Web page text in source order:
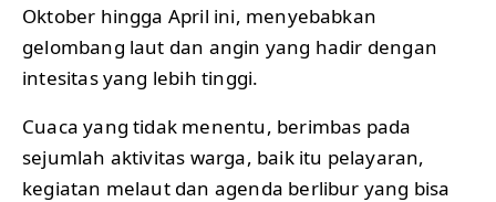
Oktober hingga April ini, menyebabkan
gelombang laut dan angin yang hadir dengan
intesitas yang lebih tinggi.
Cuaca yang tidak menentu, berimbas pada
sejumlah aktivitas warga, baik itu pelayaran,
kegiatan melaut dan agenda berlibur yang bisa